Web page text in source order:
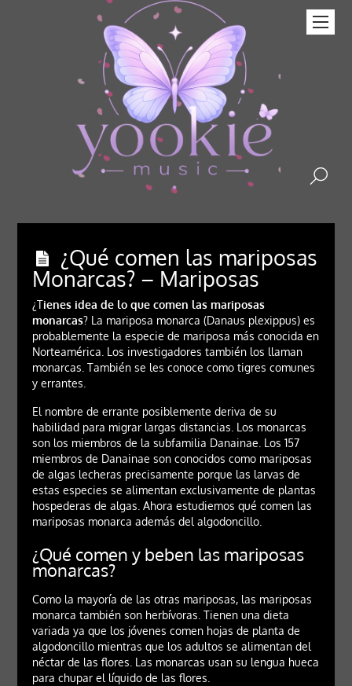
¿Qué comen las mariposas
Monarcas? – Mariposas
¿Tienes idea de lo que comen las mariposas
monarcas? La mariposa monarca (Danaus plexippus) es
probablemente la especie de mariposa más conocida en
Norteamérica. Los investigadores también los llaman
monarcas. También se les conoce como tigres comunes
y errantes.
El nombre de errante posiblemente deriva de su
habilidad para migrar largas distancias. Los monarcas
son los miembros de la subfamilia Danainae. Los 157
miembros de Danainae son conocidos como mariposas
de algas lecheras precisamente porque las larvas de
estas especies se alimentan exclusivamente de plantas
hospederas de algas. Ahora estudiemos qué comen las
mariposas monarca además del algodoncillo.
¿Qué comen y beben las mariposas
monarcas?
Como la mayoría de las otras mariposas, las mariposas
monarca también son herbívoras. Tienen una dieta
variada ya que los jóvenes comen hojas de planta de
algodoncillo mientras que los adultos se alimentan del
néctar de las flores. Las monarcas usan su lengua hueca
para chupar el líquido de las flores.